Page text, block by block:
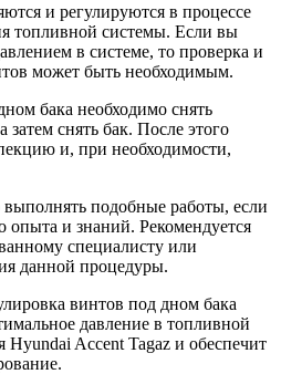
и регулируются в процессе
топливной системы. Если вы
в системе, то проверка и
может быть необходимым.
бака необходимо снять
снять бак. После этого
и, при необходимости,
выполнять подобные работы, если
опыта и знаний. Рекомендуется
специалисту или
данной процедуры.
винтов под дном бака
давление в топливной
Hyundai Accent Tagaz и обеспечит